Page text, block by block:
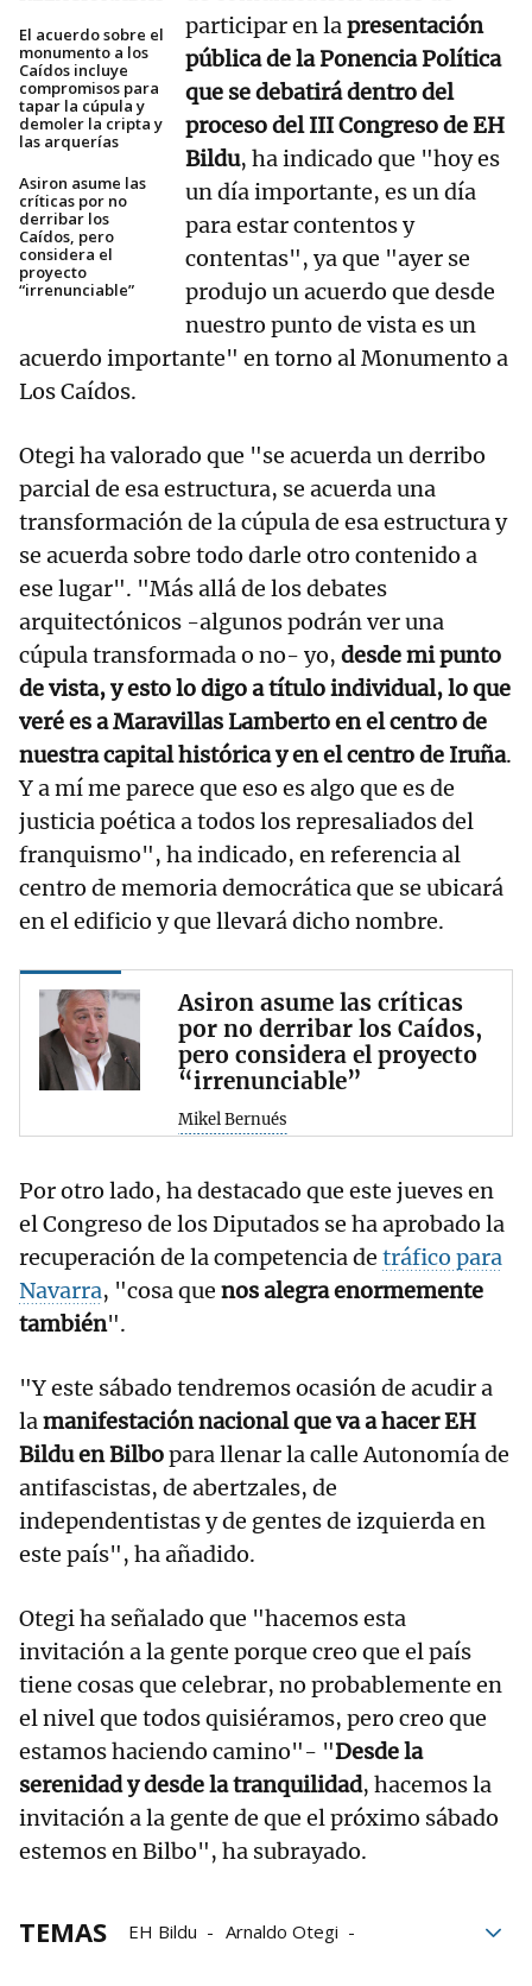
El acuerdo sobre el
monumento a los
Caídos incluye
compromisos para
tapar la cúpula y
demoler la cripta y
las arquerías
Asiron asume las
críticas por no
derribar los
Caídos, pero
considera el
proyecto
“irrenunciable”
participar en lapresentación
pública de la Ponencia Política
que se debatirá dentro del
proceso del III Congreso de EH
Bildu, ha indicado que "hoy es
un día importante, es un día
para estar contentos y
contentas", ya que "ayer se
produjo un acuerdo que desde
nuestro punto de vista es un
acuerdo importante" en torno al Monumento a
Los Caídos.
Otegi ha valorado que "se acuerda un derribo
parcial de esa estructura, se acuerda una
transformación de la cúpula de esa estructura y
se acuerda sobre todo darle otro contenido a
ese lugar". "Más allá de los debates
arquitectónicos -algunos podrán ver una
cúpula transformada o no- yo, desde mi punto
de vista, y esto lo digo a título individual, lo que
veré es a Maravillas Lamberto en el centro de
nuestra capital histórica y en el centro de Iruña.
Y a mí me parece que eso es algo que es de
justicia poética a todos los represaliados del
franquismo", ha indicado, en referencia al
centro de memoria democrática que se ubicará
en el edificio y que llevará dicho nombre.
Asiron asume las críticas
por no derribar los Caídos,
pero considera el proyecto
“irrenunciable”
Mikel Bernués
Por otro lado, ha destacado que este jueves en
el Congreso de los Diputados se ha aprobado la
recuperación de la competencia de tráfico para
Navarra, "cosa que nos alegra enormemente
también".
"Y este sábado tendremos ocasión de acudir a
lamanifestación nacional que va a hacer EH
Bildu en Bilbopara llenar la calle Autonomía de
antifascistas, de abertzales, de
independentistas y de gentes de izquierda en
este país", ha añadido.
Otegi ha señalado que "hacemos esta
invitación a la gente porque creo que el país
tiene cosas que celebrar, no probablemente en
el nivel que todos quisiéramos, pero creo que
estamos haciendo camino"- "Desde la
serenidad y desde la tranquilidad, hacemos la
invitación a la gente de que el próximo sábado
estemos en Bilbo", ha subrayado.
TEMAS EH Bildu
Arnaldo Otegi